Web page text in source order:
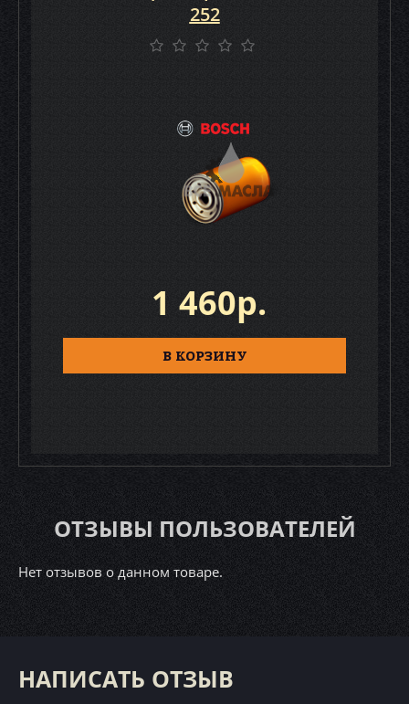
252
1 460р.
В КОРЗИНУ
ОТЗЫВЫ ПОЛЬЗОВАТЕЛЕЙ
Нет отзывов о данном товаре.
НАПИСАТЬ ОТЗЫВ